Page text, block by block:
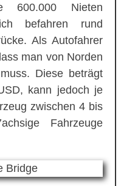
600.000 Nieten
befahren rund
Als Autofahrer
man von Norden
Diese beträgt
kann jedoch je
zwischen 4 bis
Fahrzeuge